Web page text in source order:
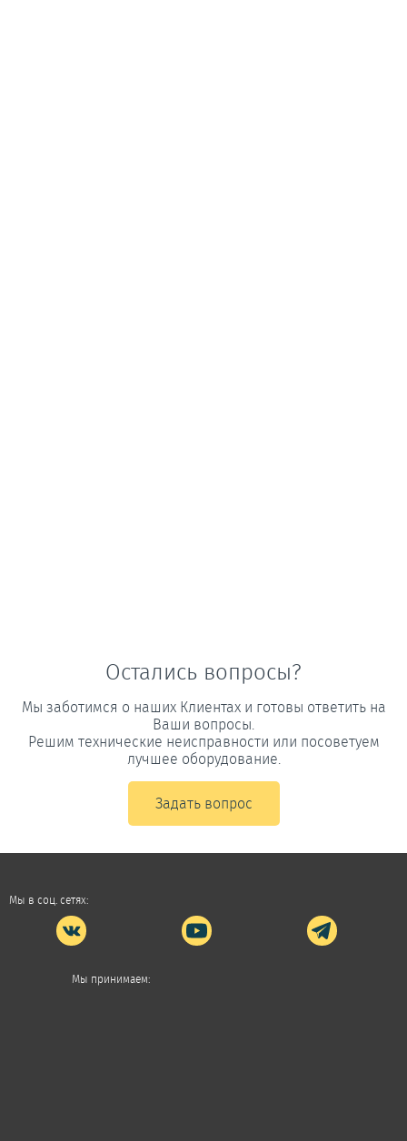
Остались вопросы?
Мы заботимся о наших Клиентах и готовы ответить на
Ваши вопросы.
Решим технические неисправности или посоветуем
лучшее оборудование.
Задать вопрос
Мы в соц. сетях:
Мы принимаем: